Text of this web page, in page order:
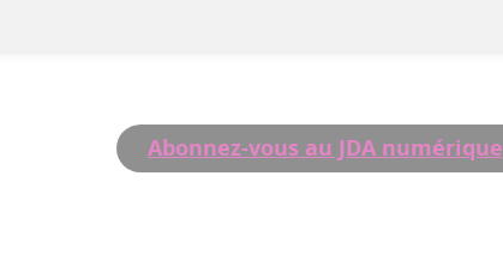
Abonnez-vous au JDA numérique